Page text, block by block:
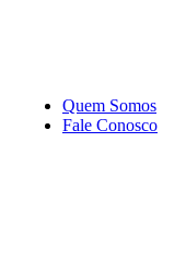
Quem Somos
Fale Conosco